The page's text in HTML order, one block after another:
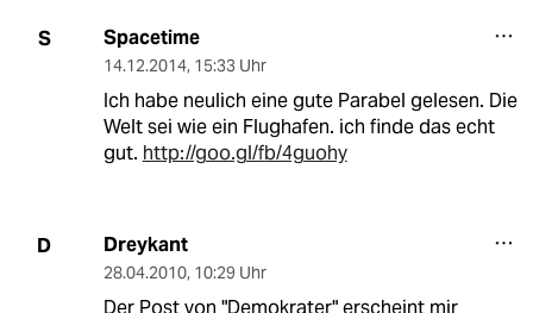
S Spacetime
14.12.2014, 15:33 Uhr
Ich habe neulich eine gute Parabel gelesen. Die
Welt sei wie ein Flughafen. ich finde das echt
gut. http://goo.gl/fb/4guohy
D Dreykant
28.04.2010, 10:29 Uhr